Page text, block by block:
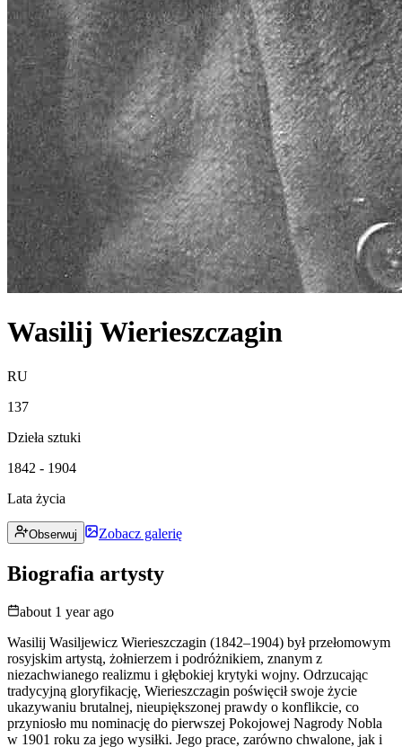
Wasilij Wierieszczagin
RU
137
Dzieła sztuki
1842 - 1904
Lata życia
Obserwuj Zobacz galerię
Biografia artysty
about 1 year ago
Wasilij Wasiljewicz Wierieszczagin (1842–1904) był przełomowym
rosyjskim artystą, żołnierzem i podróżnikiem, znanym z
niezachwianego realizmu i głębokiej krytyki wojny. Odrzucając
tradycyjną gloryfikację, Wierieszczagin poświęcił swoje życie
ukazywaniu brutalnej, nieupiększonej prawdy o konflikcie, co
przyniosło mu nominację do pierwszej Pokojowej Nagrody Nobla
w 1901 roku za jego wysiłki. Jego prace, zarówno chwalone, jak i